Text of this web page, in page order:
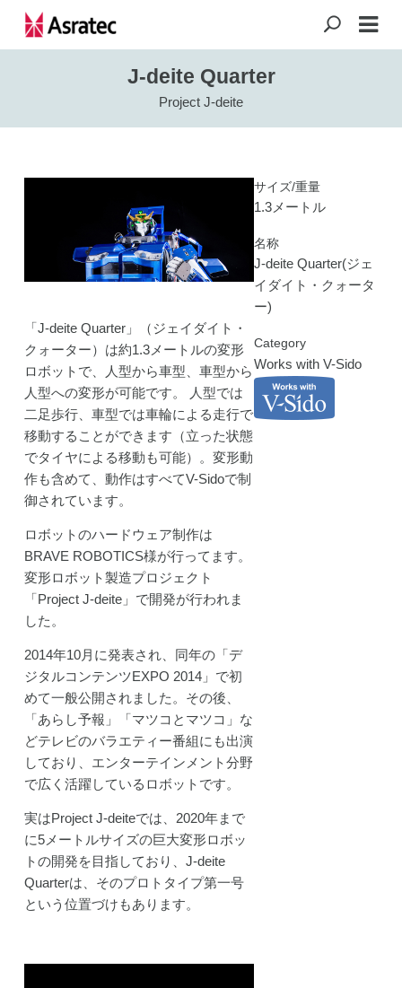
J-deite Quarter
Project J-deite
「J-deite Quarter」（ジェイダイト・
クォーター）は約1.3メートルの変形
ロボットで、人型から車型、車型から
人型への変形が可能です。 人型では
二足歩行、車型では車輪による走行で
移動することができます（立った状態
でタイヤによる移動も可能）。変形動
作も含めて、動作はすべてV-Sidoで制
御されています。
ロボットのハードウェア制作は
BRAVE ROBOTICS様が行ってます。
変形ロボット製造プロジェクト
「Project J-deite」で開発が行われま
した。
2014年10月に発表され、同年の「デ
ジタルコンテンツEXPO 2014」で初
めて一般公開されました。その後、
「あらし予報」「マツコとマツコ」な
どテレビのバラエティー番組にも出演
しており、エンターテインメント分野
で広く活躍しているロボットです。
実はProject J-deiteでは、2020年まで
に5メートルサイズの巨大変形ロボッ
トの開発を目指しており、J-deite
Quarterは、そのプロトタイプ第一号
という位置づけもあります。
サイズ/重量
1.3メートル
名称
J-deite Quarter(ジェ
イダイト・クォータ
ー)
Category
Works with V-Sido